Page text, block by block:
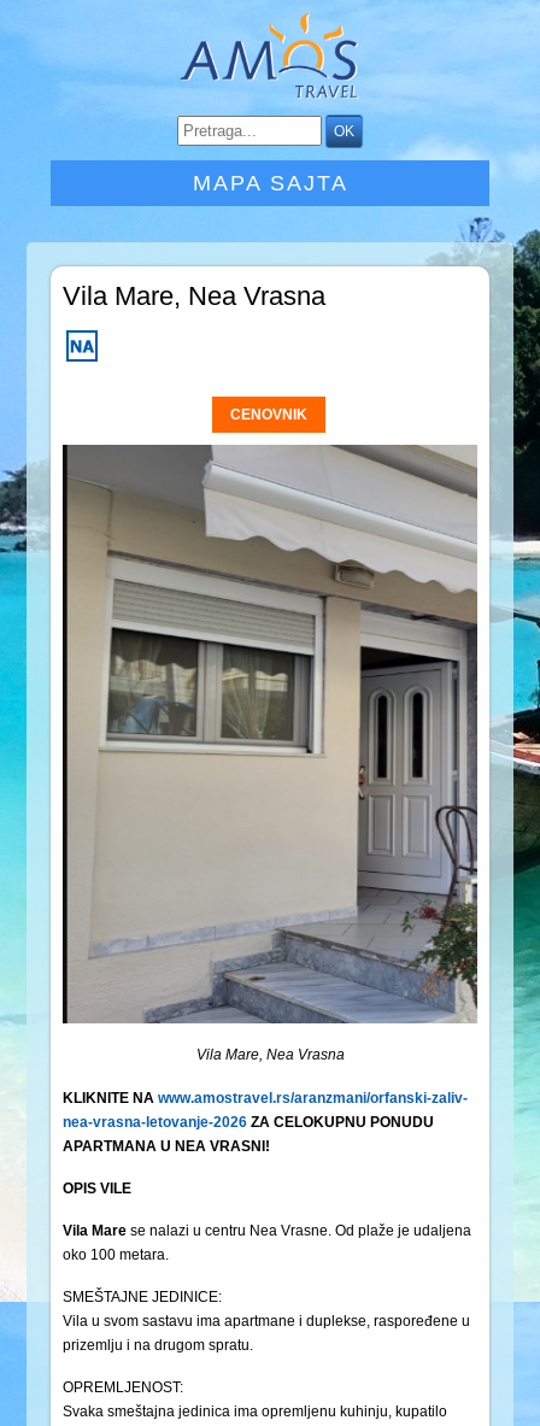
MAPA SAJTA
Vila Mare, Nea Vrasna
CENOVNIK
Vila Mare, Nea Vrasna
KLIKNITE NAwww.amostravel.rs/aranzmani/orfanski-zaliv-
nea-vrasna-letovanje-2026 ZA CELOKUPNU PONUDU
APARTMANA U NEA VRASNI!
OPIS VILE
Vila Mare se nalazi u centru Nea Vrasne. Od plaže je udaljena
oko 100 metara.
SMEŠTAJNE JEDINICE:
Vila u svom sastavu ima apartmane i duplekse, raspoređene u
prizemlju i na drugom spratu.
OPREMLJENOST:
Svaka smeštajna jedinica ima opremljenu kuhinju, kupatilo